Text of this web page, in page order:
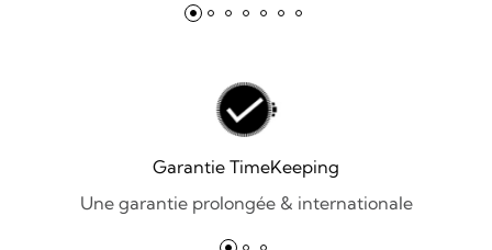
Garantie TimeKeeping
Une garantie prolongée & internationale